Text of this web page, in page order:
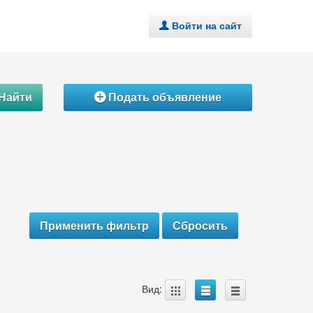
. Войти на сайт
ÁПодать объявление
Вид: A B C